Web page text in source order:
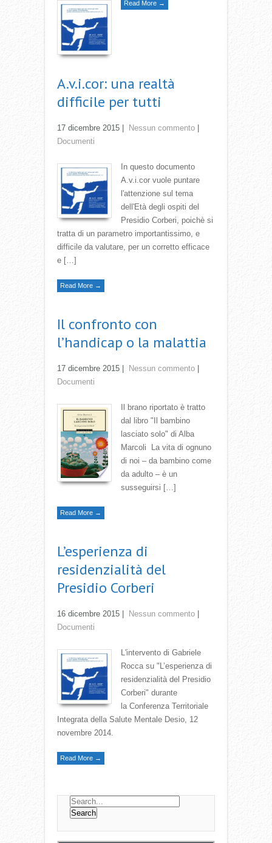
Read More →
A.v.i.cor: una realtà
difficile per tutti
17 dicembre 2015 Nessun commento
Documenti
In questo documento
A.v.i.cor vuole puntare
l'attenzione sul tema
dell'Età degli ospiti del
Presidio Corberi, poichè si
tratta di un parametro importantissimo, e
difficile da valutare, per un corretto efficace
e […]
Read More →
Il confronto con
l’handicap o la malattia
17 dicembre 2015 Nessun commento
Documenti
Il brano riportato è tratto
dal libro "Il bambino
lasciato solo" di Alba
Marcoli La vita di ognuno
di noi – da bambino come
da adulto – è un
susseguirsi […]
Read More →
L’esperienza di
residenzialità del
Presidio Corberi
16 dicembre 2015 Nessun commento
Documenti
L'intervento di Gabriele
Rocca su "L’esperienza di
residenzialità del Presidio
Corberi" durante
la Conferenza Territoriale
Integrata della Salute Mentale Desio, 12
novembre 2014.
Read More →